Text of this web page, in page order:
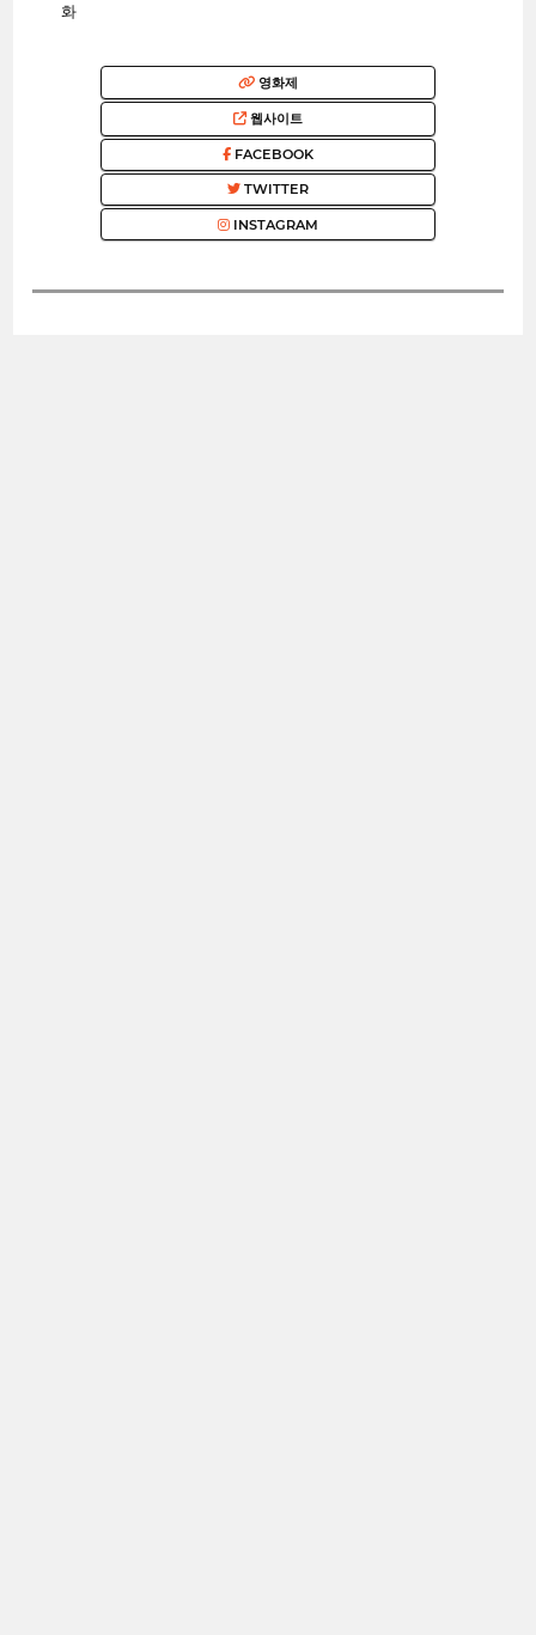
화
영화제
웹사이트
FACEBOOK
TWITTER
INSTAGRAM